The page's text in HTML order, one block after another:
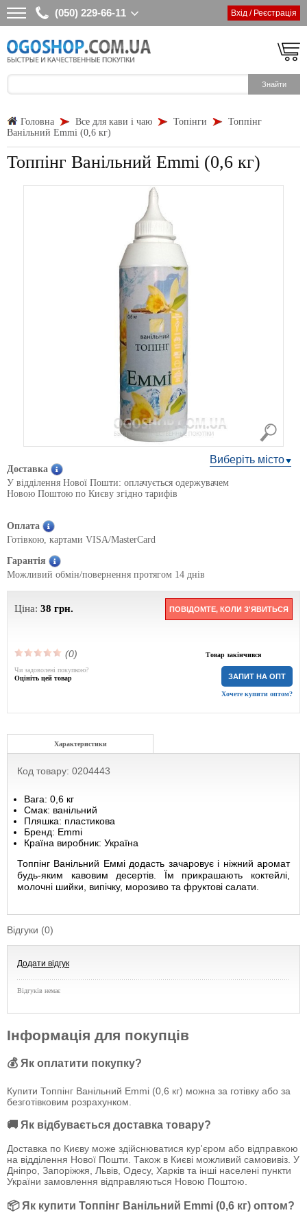
(050) 229-66-11 Вхід / Реєстрація
Головна Все для кави і чаю Топінги
Топпінг
Ванільний Emmi (0,6 кг)
Топпінг Ванільний Emmi (0,6 кг)
Виберіть місто
Доставка
У відділення Нової Пошти: оплачується одержувачем
Новою Поштою по Києву згідно тарифів
Оплата
Готівкою, картами VISA/MasterCard
Гарантія
Можливий обмін/повернення протягом 14 днів
Ціна: 38 грн. ПОВІДОМТЕ, КОЛИ З'ЯВИТЬСЯ
(0) Товар закінчився
ЗАПИТ НА ОПТ
Хочете купити оптом?
Чи задоволені покупкою?
Оцініть цей товар
Характеристики
Код товару: 0204443
Вага: 0,6 кг
Смак: ванільний
Пляшка: пластикова
Бренд: Emmi
Країна виробник: Україна
Топпінг Ванільний Еммі додасть зачаровує і ніжний аромат
будь-яким кавовим десертів. Їм прикрашають коктейлі,
молочні шийки, випічку, морозиво та фруктові салати.
Відгуки (0)
Додати відгук
Відгуків немає
Інформація для покупців
💰 Як оплатити покупку?
Купити Топпінг Ванільний Emmi (0,6 кг) можна за готівку або за
безготівковим розрахунком.
🚚 Як відбувається доставка товару?
Доставка по Києву може здійснюватися кур'єром або відправкою
на відділення Нової Пошти. Також в Києві можливий самовивіз. У
Дніпро, Запоріжжя, Львів, Одесу, Харків та інші населені пункти
України замовлення відправляються Новою Поштою.
📦 Як купити Топпінг Ванільний Emmi (0,6 кг) оптом?